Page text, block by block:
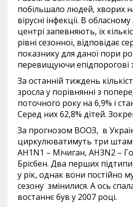
побільшало людей, хворих
вірусні інфекції. В
центрі запевняють, їх
рівні сезонної, відповідає
показнику для даної пори
перевищуючи епідпорогові
За останній тиждень
зросла у порівнянні з
поточного року на 6,9% і
Серед них 62,8% дітей.
За прогнозом ВООЗ, в
циркулюватимуть три штами
AH1N1 – Мічиган, AH3N2 –
Брісбен. Два перших
у рік, однак вони постійно
сезону змінилися. А ось
востаннє був у 2007 році.